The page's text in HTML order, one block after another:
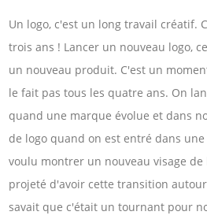
Un logo, c'est un long travail créatif.
trois ans ! Lancer un nouveau logo,
un nouveau produit. C'est un
le fait pas tous les quatre ans. On
quand une marque évolue et dans
de logo quand on est entré dans
voulu montrer un nouveau visage
projeté d'avoir cette transition
savait que c'était un tournant pour